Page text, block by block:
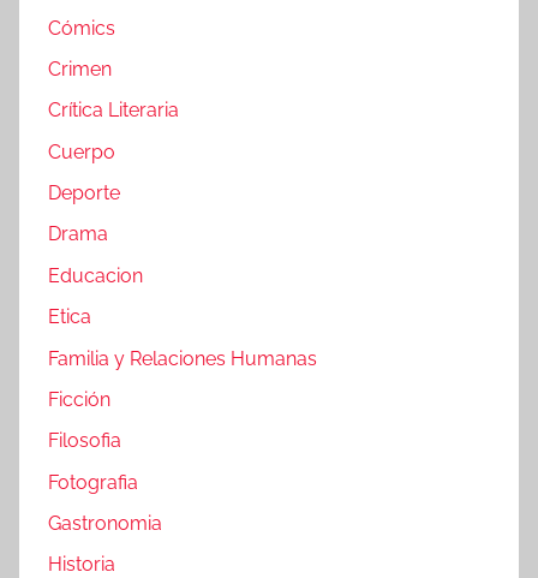
Cómics
Crimen
Crítica Literaria
Cuerpo
Deporte
Drama
Educacion
Etica
Familia y Relaciones Humanas
Ficción
Filosofia
Fotografia
Gastronomia
Historia